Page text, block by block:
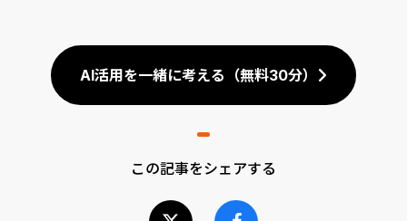
AI活用を一緒に考える（無料30分）
この記事をシェアする